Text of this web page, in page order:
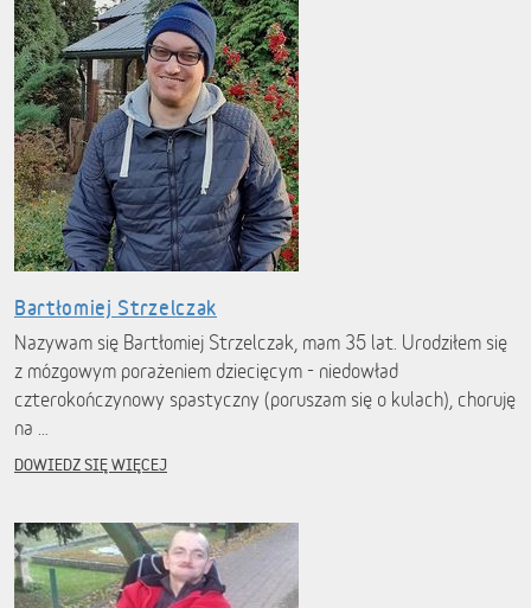
Bartłomiej Strzelczak
Nazywam się Bartłomiej Strzelczak, mam 35 lat. Urodziłem się
z mózgowym porażeniem dziecięcym - niedowład
czterokończynowy spastyczny (poruszam się o kulach), choruję
na …
DOWIEDZ SIĘ WIĘCEJ